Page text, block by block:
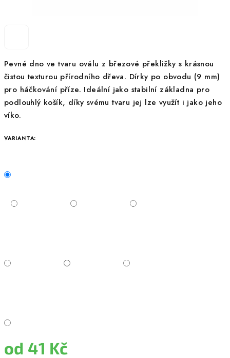
Pevné dno ve tvaru oválu z březové překližky s krásnou
čistou texturou přírodního dřeva. Dírky po obvodu (9 mm)
pro háčkování příze. Ideální jako stabilní základna pro
podlouhlý košík, díky svému tvaru jej lze využít i jako jeho
víko.
VARIANTA:
od41 Kč